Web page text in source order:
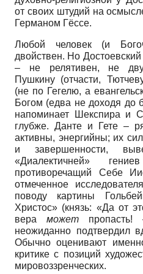
от своих штудий на
Германом Гёссе.
Любой человек (и
двойствен. Но
– не релятивен, не
Пушкину (отчасти,
(не по Гегелю, а
Богом (едва не доходя до
напоминает Шекспира и
глубже. Данте и Гете –
активны, энергийны; их
и завершенности,
«Диалектичней»
противоречащий Себе
отмеченное
поводу картины
Христос» (князь: «Да от
вера можетпропасть!
неожиданно подтвердил
Обычно оценивают
критике с позиций
мировоззренческих.